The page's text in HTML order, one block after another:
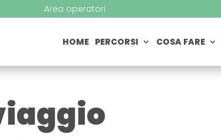
Area operatori
HOME PERCORSI COSA FARE